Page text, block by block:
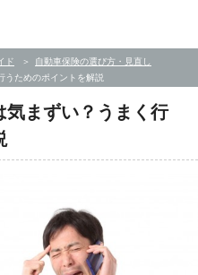
ド
自動車保険の選び方・見直し
うためのポイントを解説
まずい？うまく行